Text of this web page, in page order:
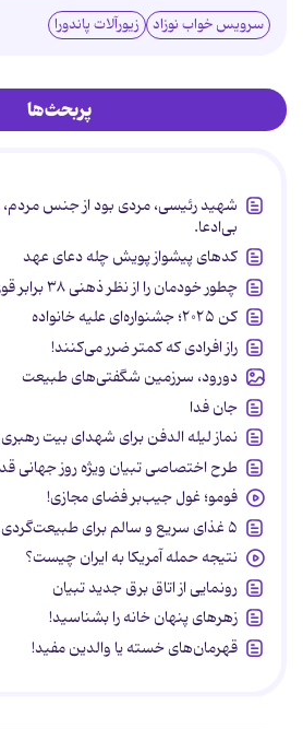
سرویس خواب نوزاد زیورآلات پاندورا
پربحث‌ها
شهید رئیسی، مردی بود از جنس مردم،
بی‌ادعا.
کدهای پیشواز پویش چله دعای عهد
چطور خودمان را از نظر ذهنی ۳۸ برابر قوی‌تر کنیم؟
کن ۲۰۲۵؛ جشنواره‌ای علیه خانواده
راز افرادی که کمتر ضرر می‌کنند!
دورود، سرزمین شگفتی‌های طبیعت
جان فدا
نماز لیله الدفن برای شهدای بیت رهبری
طرح اختصاصی تبیان ویژه روز جهانی
فومو؛ غول جیب‌بر فضای مجازی!
۵ غذای سریع و سالم برای طبیعت‌گردی
نتیجه حمله آمریکا به ایران چیست؟
رونمایی از اتاق برق جدید تبیان
زهرهای پنهان خانه را بشناسید!
قهرمان‌های خسته یا والدین مفید!